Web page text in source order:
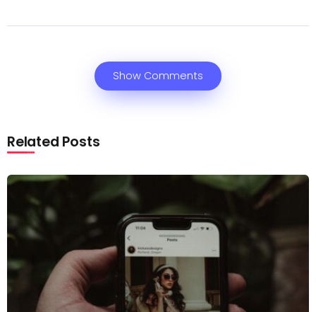
Show Comments
Related Posts